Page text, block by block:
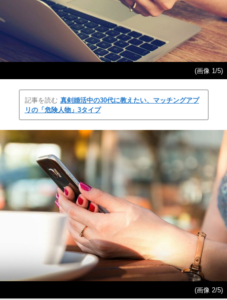
(画像 1/5)
記事を読む 真剣婚活中の30代に教えたい、マッチングアプ
リの「危険人物」3タイプ
(画像 2/5)